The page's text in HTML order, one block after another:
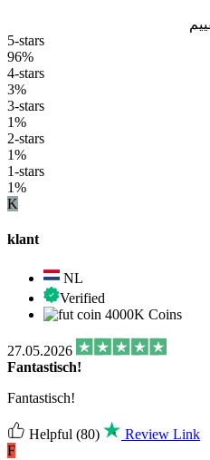
5-stars
96%
4-stars
3%
3-stars
1%
2-stars
1%
1-stars
1%
K
klant
NL
Verified
4000K Coins
27.05.2026
Fantastisch!
Fantastisch!
Helpful (80)
Review Link
F